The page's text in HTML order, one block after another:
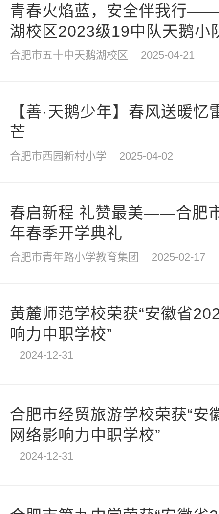
青春火焰蓝，安全伴我行
湖校区2023级19中队天鹅小
合肥市五十中天鹅湖校区 2025-04-21
【善·天鹅少年】春风送暖
芒
合肥市西园新村小学 2025-04-02
春启新程 礼赞最美——合肥
年春季开学典礼
合肥市青年路小学教育集团 2025-02-17
黄麓师范学校荣获“安徽省
响力中职学校”
2024-12-31
合肥市经贸旅游学校荣获“安
网络影响力中职学校”
2024-12-31